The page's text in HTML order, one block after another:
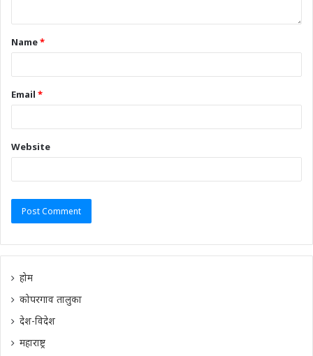
Name*
Email *
Website
होम
कोपरगाव तालुका
देश-विदेश
महाराष्ट्र